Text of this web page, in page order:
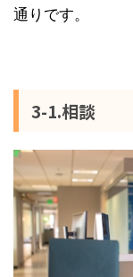
通りです。
3-1.相談